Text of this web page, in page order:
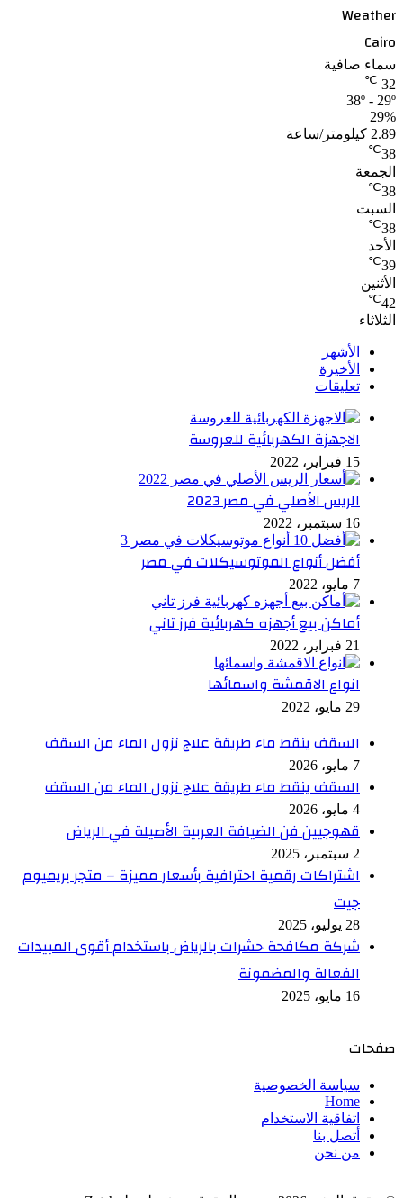
Weather
Cairo
سماء صافية
32
℃
38º - 29º
29%
2.89 كيلومتر/ساعة
38
℃
الجمعة
38
℃
السبت
38
℃
الأحد
39
℃
الأثنين
42
℃
الثلاثاء
الأشهر
الأخيرة
تعليقات
الاجهزة الكهربائية للعروسة
15 فبراير، 2022
الريس الأصلي في مصر 2023
16 سبتمبر، 2022
أفضل أنواع الموتوسيكلات في مصر
7 مايو، 2022
أماكن بيع أجهزه كهربائية فرز تاني
21 فبراير، 2022
انواع الاقمشة واسمائها
29 مايو، 2022
السقف ينقط ماء طريقة علاج نزول الماء من السقف
7 مايو، 2026
السقف ينقط ماء طريقة علاج نزول الماء من السقف
4 مايو، 2026
قهوجيين فن الضيافة العربية الأصيلة في الرياض
2 سبتمبر، 2025
اشتراكات رقمية احترافية بأسعار مميزة – متجر بريميوم
جيت
28 يوليو، 2025
شركة مكافحة حشرات بالرياض باستخدام أقوى المبيدات
الفعالة والمضمونة
16 مايو، 2025
صفحات
سياسة الخصوصية
Home
اتفاقية الاستخدام
أتصل بنا
من نحن